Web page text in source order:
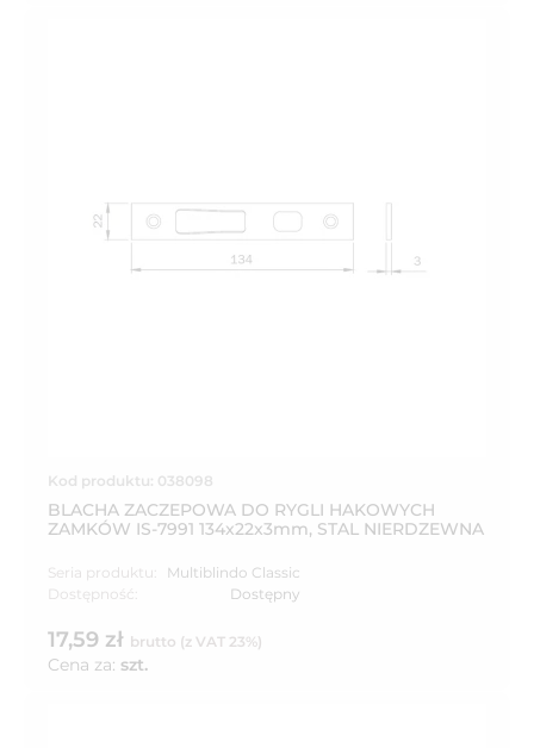
Kod produktu: 038098
BLACHA ZACZEPOWA DO RYGLI HAKOWYCH
ZAMKÓW IS-7991 134x22x3mm, STAL NIERDZEWNA
Seria produktu:
Multiblindo Classic
Dostępność:
Dostępny
17,59 zł brutto (z VAT 23%)
Cena za: szt.